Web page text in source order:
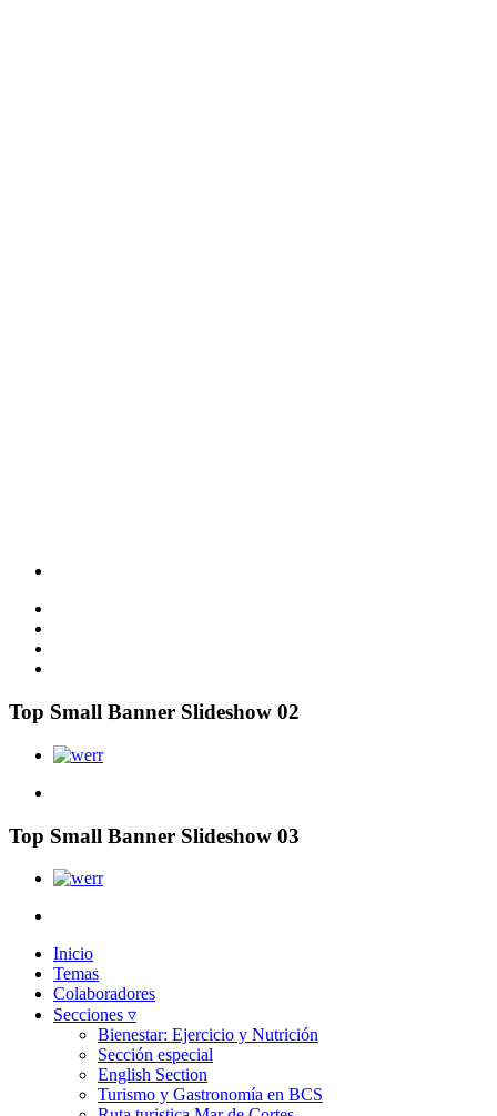
Top Small Banner Slideshow 02
Top Small Banner Slideshow 03
Inicio
Temas
Colaboradores
Secciones ▿
Bienestar: Ejercicio y Nutrición
Sección especial
English Section
Turismo y Gastronomía en BCS